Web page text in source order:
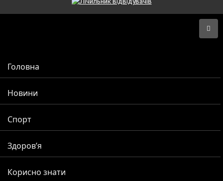
Головна
Новини
Спорт
Здоров’я
Корисно знати